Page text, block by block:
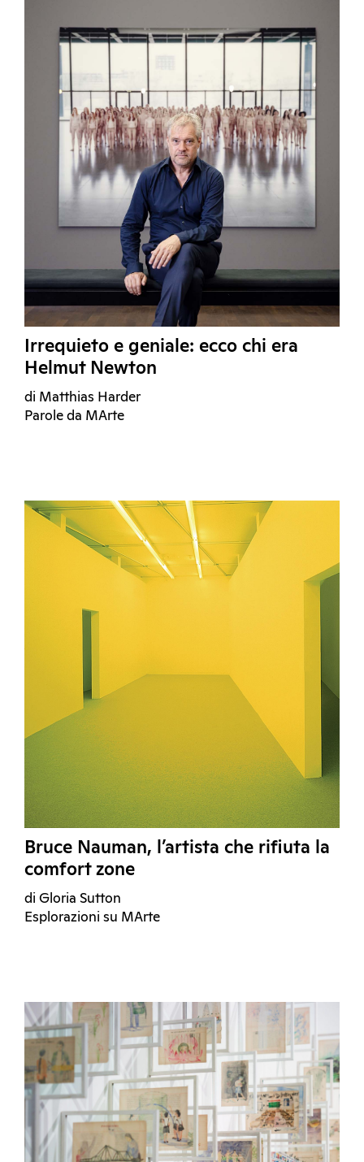
Irrequieto e geniale: ecco chi era
Helmut Newton
di Matthias Harder
Parole da MArte
Bruce Nauman, l’artista che rifiuta la
comfort zone
di Gloria Sutton
Esplorazioni su MArte